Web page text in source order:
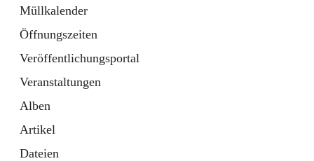
Müllkalender
Öffnungszeiten
Veröffentlichungsportal
Veranstaltungen
Alben
Artikel
Dateien
10 Schnellzugriffe